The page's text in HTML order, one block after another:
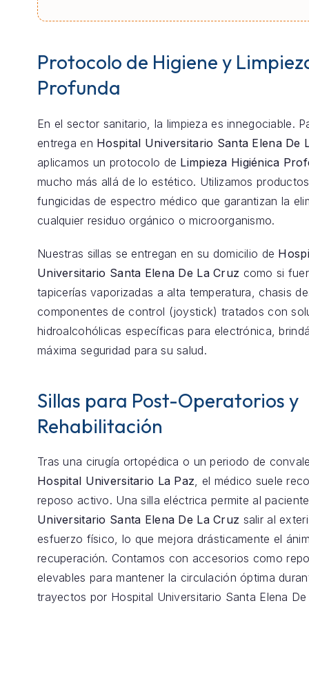
Protocolo de Higiene y
Profunda
En el sector sanitario, la limpieza es innegociable.
entrega en Hospital Universitario Santa Elena De
aplicamos un protocolo de Limpieza Higiénica
mucho más allá de lo estético. Utilizamos
fungicidas de espectro médico que garantizan la
cualquier residuo orgánico o microorganismo.
Nuestras sillas se entregan en su domicilio de
Universitario Santa Elena De La Cruz como si
tapicerías vaporizadas a alta temperatura, chasis
componentes de control (joystick) tratados con
hidroalcohólicas específicas para electrónica,
máxima seguridad para su salud.
Sillas para Post-Operatorios y
Rehabilitación
Tras una cirugía ortopédica o un periodo de
Hospital Universitario La Paz, el médico suele
reposo activo. Una silla eléctrica permite al
Universitario Santa Elena De La Cruz salir al
esfuerzo físico, lo que mejora drásticamente el
recuperación. Contamos con accesorios como
elevables para mantener la circulación óptima
trayectos por Hospital Universitario Santa Elena De